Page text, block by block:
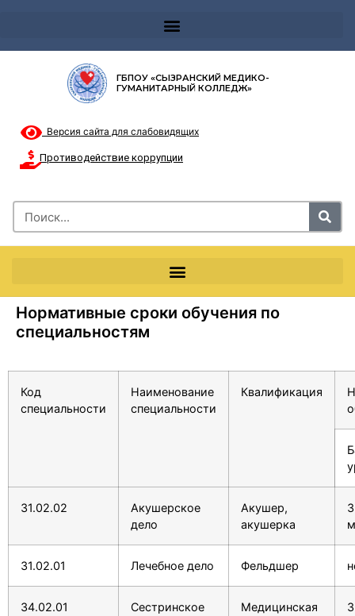
ГБПОУ «СЫЗРАНСКИЙ МЕДИКО-
ГУМАНИТАРНЫЙ КОЛЛЕДЖ»
Версия сайта для слабовидящих
Противодействие коррупции
Нормативные сроки обучения по
специальностям
Код
специальности
Наименование
специальности
Квалификация
31.02.02
Акушерское
дело
Акушер,
акушерка
31.02.01 Лечебное дело Фельдшер
34.02.01
Сестринское
Медицинская